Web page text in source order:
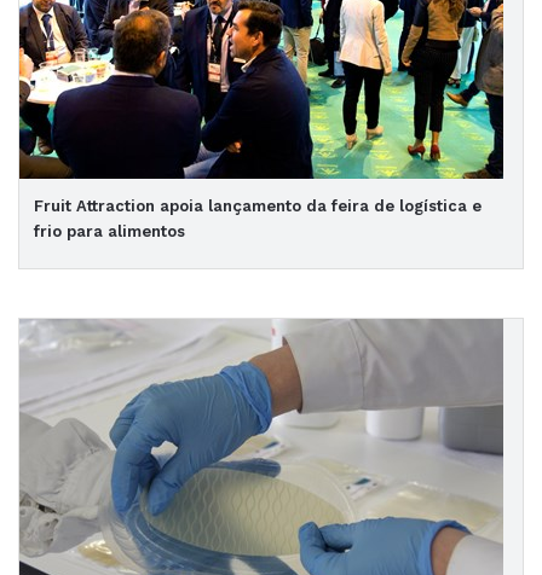
Fruit Attraction apoia lançamento da feira de logística e
frio para alimentos